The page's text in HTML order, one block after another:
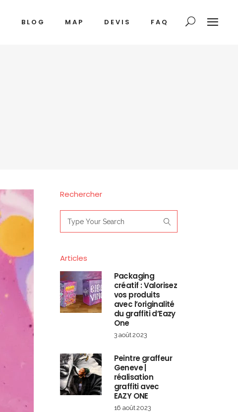
BLOG MAP DEVIS FAQ
Rechercher
for:
Articles
Packaging
créatif : Valorisez
vos produits
avec l’originalité
du graffiti d’Eazy
One
3 août 2023
Peintre graffeur
Geneve |
réalisation
graffiti avec
EAZY ONE
16 août 2023